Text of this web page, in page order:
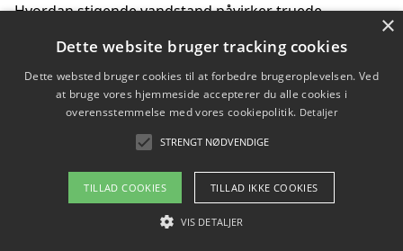
Hvordan stigende vandstand påvirker truede
Sådan vælger du de bedste vandrerygsække til
vandreture i Danmark
Copyright 2026 - Pilanto Aps
Om / kontakt
×
Dette website bruger tracking cookies
Dette websted bruger cookies til at forbedre brugeroplevelsen. Ved
at bruge vores hjemmeside accepterer du alle cookies i
overensstemmelse med vores cookiepolitik. Detaljer
STRENGT NØDVENDIGE
TILLAD COOKIES TILLAD IKKE COOKIES
VIS DETALJER